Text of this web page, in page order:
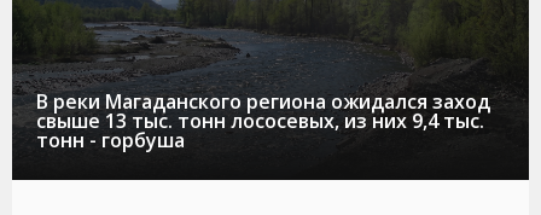
В реки Магаданского региона ожидался заход
свыше 13 тыс. тонн лососевых, из них 9,4 тыс.
тонн - горбуша